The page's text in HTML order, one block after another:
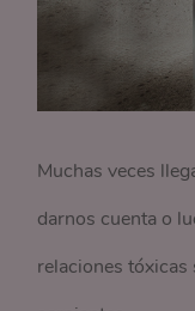
Muchas veces
darnos cuenta o
relaciones